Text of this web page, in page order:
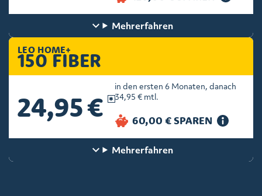
LEO HOME+
150 FIBER
24,95 €
in den ersten 6 Monaten, danach
34,95 € mtl.
Mehrerfahren
Mehrerfahren